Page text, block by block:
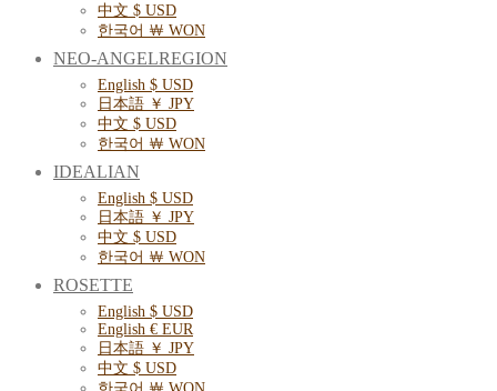
中文 $ USD
한국어 ￦ WON
NEO-ANGELREGION
English $ USD
日本語 ￥ JPY
中文 $ USD
한국어 ￦ WON
IDEALIAN
English $ USD
日本語 ￥ JPY
中文 $ USD
한국어 ￦ WON
ROSETTE
English $ USD
English € EUR
日本語 ￥ JPY
中文 $ USD